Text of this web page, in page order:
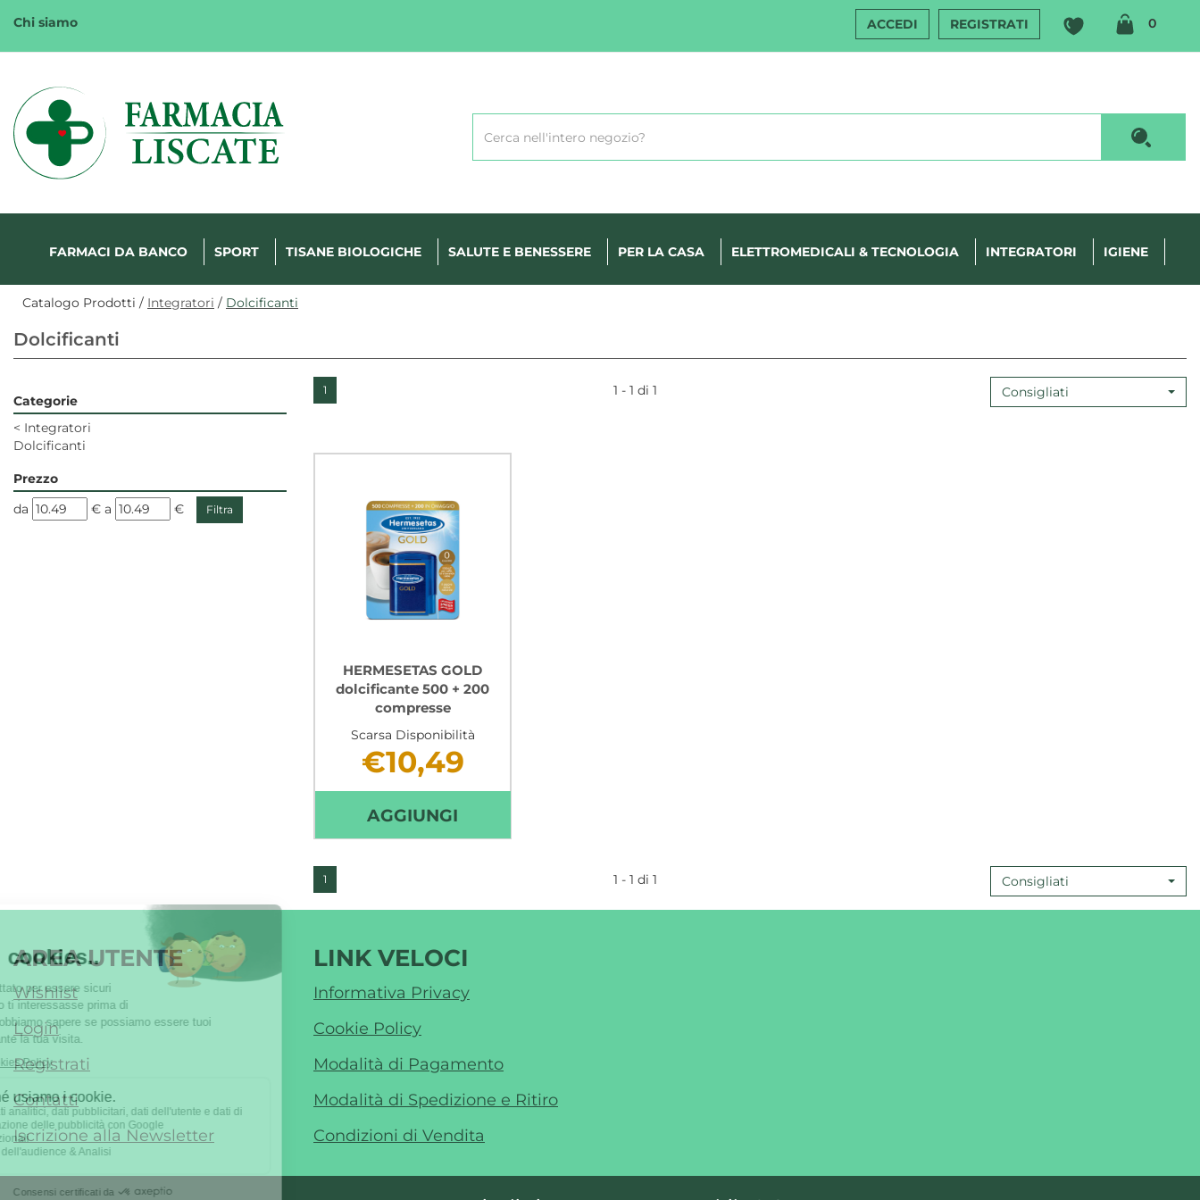
Chi siamo ACCEDI REGISTRATI 0
Margherita
FarmaWeb
Prodotto
FARMACI DA BANCO SPORT TISANE BIOLOGICHE SALUTE E BENESSERE PER LA CASA ELETTROMEDICALI & TECNOLOGIA INTEGRATORI IGIENE
Catalogo Prodotti / Integratori / Dolcificanti
Dolcificanti
Categorie
< Integratori
Dolcificanti
Prezzo
filtra
da € filtra
a €
1 1 - 1 di 1 Consigliati
HERMESETAS GOLD
dolcificante 500 + 200
compresse
Scarsa Disponibilità
€10,49
AGGIUNGI
GOLD
+
COMPRESSE AL
1 1 - 1 di 1 Consigliati
AREA UTENTE
Wishlist
Login
Registrati
Contatti
Iscrizione alla Newsletter
LINK VELOCI
Informativa Privacy
Cookie Policy
Modalità di Pagamento
Modalità di Spedizione e Ritiro
Condizioni di Vendita